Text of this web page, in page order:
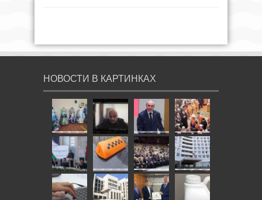
НОВОСТИ В КАРТИНКАХ